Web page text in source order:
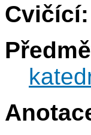
Cvičící: